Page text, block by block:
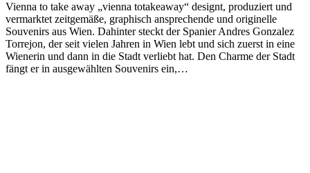
Vienna to take away „vienna totakeaway“ designt, produziert und
vermarktet zeitgemäße, graphisch ansprechende und originelle
Souvenirs aus Wien. Dahinter steckt der Spanier Andres Gonzalez
Torrejon, der seit vielen Jahren in Wien lebt und sich zuerst in eine
Wienerin und dann in die Stadt verliebt hat. Den Charme der Stadt
fängt er in ausgewählten Souvenirs ein,…